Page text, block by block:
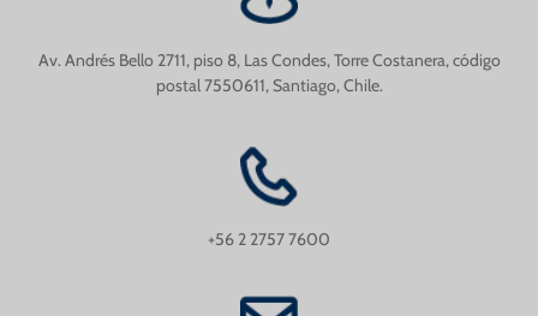
Av. Andrés Bello 2711, piso 8, Las Condes, Torre Costanera, código
postal 7550611, Santiago, Chile.
+56 2 2757 7600